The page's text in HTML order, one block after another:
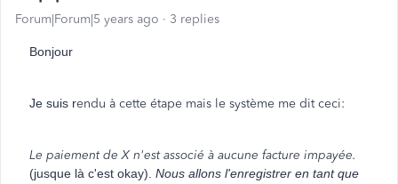
Forum|Forum|5 years ago 3 replies
Bonjour
Je suis rendu à cette étape mais le système me dit ceci:
Le paiement de X n'est associé à aucune facture impayée.
(jusque là c'est okay). Nous allons l'enregistrer en tant que